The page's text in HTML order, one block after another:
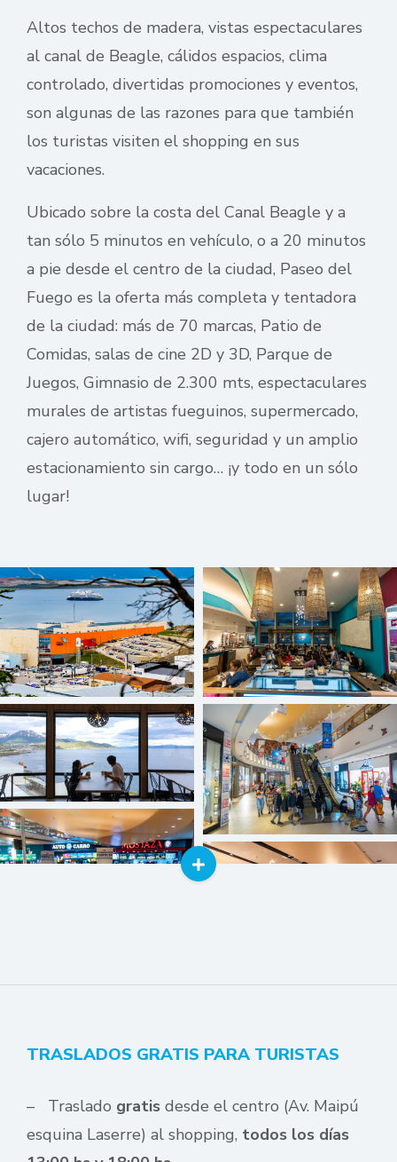
Altos techos de madera, vistas espectaculares
al canal de Beagle, cálidos espacios, clima
controlado, divertidas promociones y eventos,
son algunas de las razones para que también
los turistas visiten el shopping en sus
vacaciones.
Ubicado sobre la costa del Canal Beagle y a
tan sólo 5 minutos en vehículo, o a 20 minutos
a pie desde el centro de la ciudad, Paseo del
Fuego es la oferta más completa y tentadora
de la ciudad: más de 70 marcas, Patio de
Comidas, salas de cine 2D y 3D, Parque de
Juegos, Gimnasio de 2.300 mts, espectaculares
murales de artistas fueguinos, supermercado,
cajero automático, wifi, seguridad y un amplio
estacionamiento sin cargo… ¡y todo en un sólo
lugar!
TRASLADOS GRATIS PARA TURISTAS
– Traslado gratis desde el centro (Av. Maipú
esquina Laserre) al shopping, todos los días